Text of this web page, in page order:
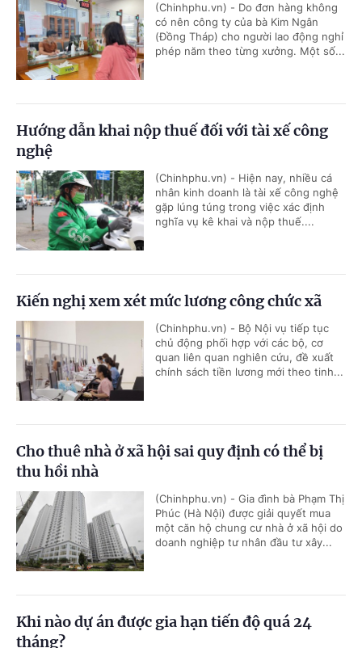
(Chinhphu.vn) - Do đơn hàng không
có nên công ty của bà Kim Ngân
(Đồng Tháp) cho người lao động nghỉ
phép năm theo từng xưởng. Một số...
Hướng dẫn khai nộp thuế đối với tài xế công
nghệ
(Chinhphu.vn) - Hiện nay, nhiều cá
nhân kinh doanh là tài xế công nghệ
gặp lúng túng trong việc xác định
nghĩa vụ kê khai và nộp thuế....
Kiến nghị xem xét mức lương công chức xã
(Chinhphu.vn) - Bộ Nội vụ tiếp tục
chủ động phối hợp với các bộ, cơ
quan liên quan nghiên cứu, đề xuất
chính sách tiền lương mới theo tinh...
Cho thuê nhà ở xã hội sai quy định có thể bị
thu hồi nhà
(Chinhphu.vn) - Gia đình bà Phạm Thị
Phúc (Hà Nội) được giải quyết mua
một căn hộ chung cư nhà ở xã hội do
doanh nghiệp tư nhân đầu tư xây...
Khi nào dự án được gia hạn tiến độ quá 24
tháng?